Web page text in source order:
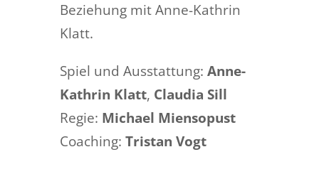
Beziehung mit Anne-Kathrin
Klatt.
Spiel und Ausstattung: Anne-
Kathrin Klatt, Claudia Sill
Regie: Michael Miensopust
Coaching: Tristan Vogt